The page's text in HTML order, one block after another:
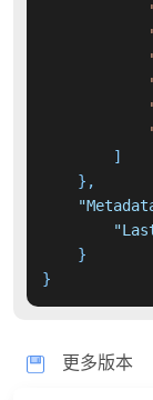
]
} ,
}
}
更多版本